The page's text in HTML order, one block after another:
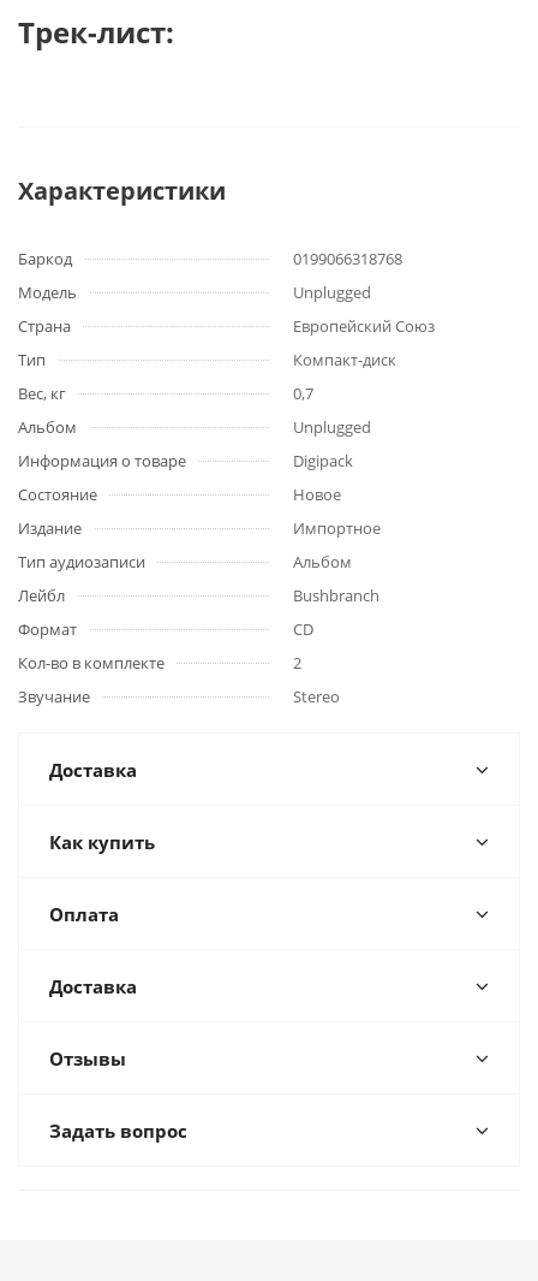
Трек-лист:
Характеристики
Баркод
0199066318768
Модель
Unplugged
Страна
Европейский Союз
Тип
Компакт-диск
Вес, кг
0,7
Альбом
Unplugged
Информация о товаре
Digipack
Состояние
Новое
Издание
Импортное
Тип аудиозаписи
Альбом
Лейбл
Bushbranch
Формат
CD
Кол-во в комплекте
2
Звучание
Stereo
Доставка
Как купить
Оплата
Доставка
Отзывы
Задать вопрос